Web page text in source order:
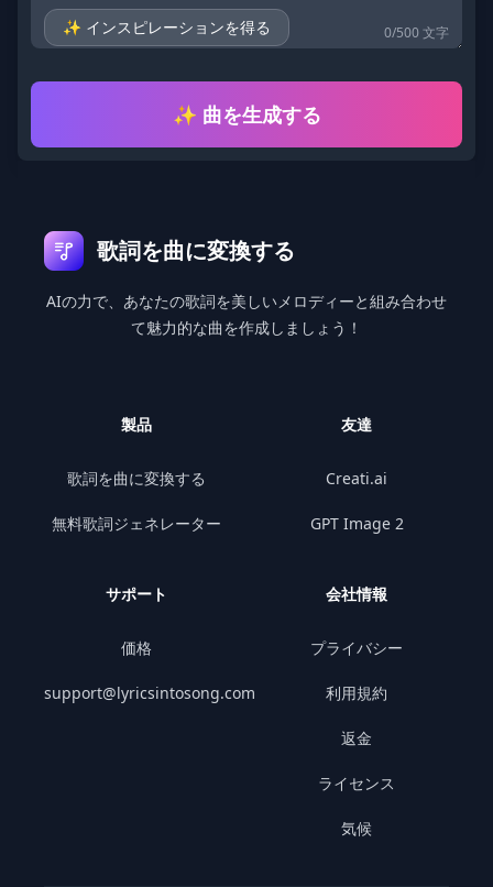
✨ インスピレーションを得る 0/500文字
✨ 曲を生成する
歌詞を曲に変換する
AIの力で、あなたの歌詞を美しいメロディーと組み合わせ
て魅力的な曲を作成しましょう！
製品
歌詞を曲に変換する
無料歌詞ジェネレーター
サポート
価格
support@lyricsintosong.com
友達
Creati.ai
GPT Image 2
会社情報
プライバシー
利用規約
返金
ライセンス
気候